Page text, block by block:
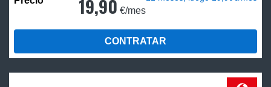
19,90 €/mes
CONTRATAR